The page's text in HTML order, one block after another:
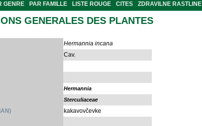
GENRE PAR FAMILLE LISTE ROUGE CITES ZDRAVILNE RASTLINE
GENERALES DES PLANTES
Hermannia incana
Cav.
Hermannia
Sterculiaceae
kakavovčevke